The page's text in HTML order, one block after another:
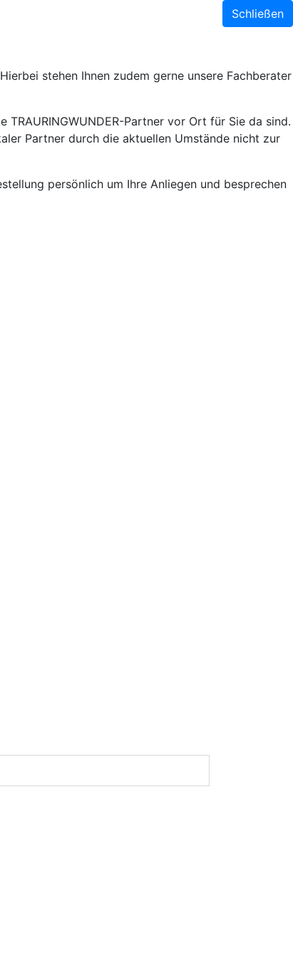
Schließen
stehen Ihnen zudem gerne unsere Fachberater
Partner vor Ort für Sie da sind.
Partner durch die aktuellen Umstände nicht zur
persönlich um Ihre Anliegen und besprechen